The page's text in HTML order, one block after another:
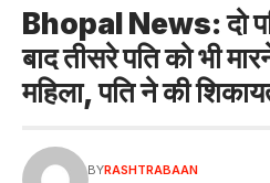
Bhopal News: दो
बाद तीसरे पति को भी
महिला, पति ने की
BYRASHTRABAAN